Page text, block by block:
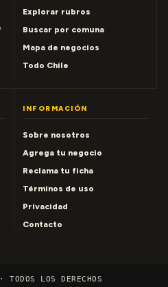
Explorar rubros
Buscar por comuna
Mapa de negocios
Todo Chile
INFORMACIÓN
Sobre nosotros
Agrega tu negocio
Reclama tu ficha
Términos de uso
Privacidad
Contacto
LOS DERECHOS